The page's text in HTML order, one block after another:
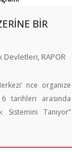
BİR
Devletleri, RAPOR
nce organize
tarihleri arasında
Sistemini Tanıyor”